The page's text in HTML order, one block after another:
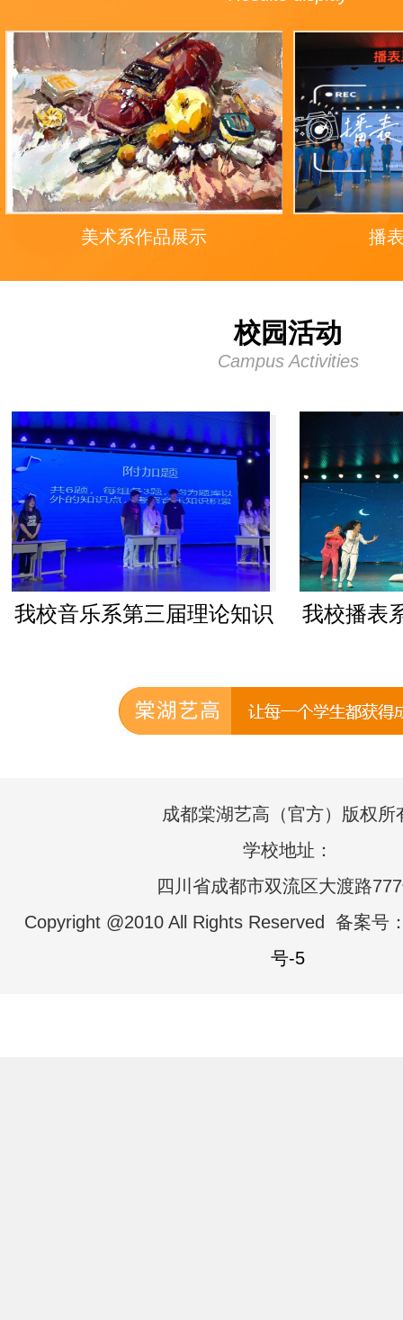
美术系作品展示 播
校园活动
Campus Activities
乐系第三届理论知识
我校播表系第三
成都棠湖艺高（官方）版权所
学校地址：
四川省成都市双流区大渡路
Copyright @2010 All Rights Reserved 备案号
号-5